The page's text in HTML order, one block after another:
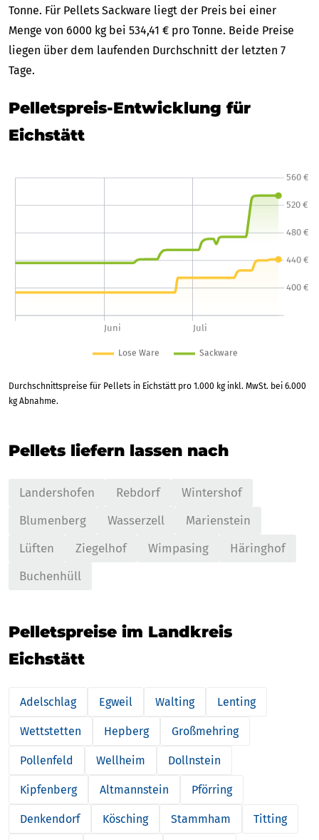
Tonne. Für Pellets Sackware liegt der Preis bei einer
Menge von 6000 kg bei 534,41 € pro Tonne. Beide Preise
liegen über dem laufenden Durchschnitt der letzten 7
Tage.
Pelletspreis-Entwicklung für
Eichstätt
Durchschnittspreise für Pellets in Eichstätt pro 1.000 kg inkl. MwSt. bei 6.000
kg Abnahme.
Pellets liefern lassen nach
Landershofen Rebdorf
Wintershof
Blumenberg
Wasserzell
Marienstein
Lüften
Ziegelhof Wimpasing
Häringhof
Buchenhüll
Pelletspreise im Landkreis
Eichstätt
Adelschlag Egweil Walting Lenting
Wettstetten Hepberg Großmehring
Pollenfeld Wellheim Dollnstein
Kipfenberg Altmannstein Pförring
Denkendorf Kösching Stammham Titting